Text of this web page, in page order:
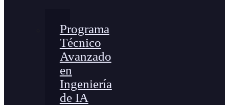
Programa
Técnico
Avanzado
en
Ingeniería
de IA